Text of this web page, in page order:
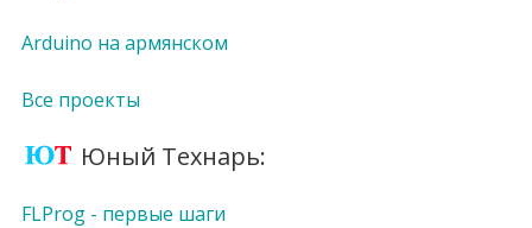
Arduino на армянском
Все проекты
Юный Технарь:
FLProg - первые шаги